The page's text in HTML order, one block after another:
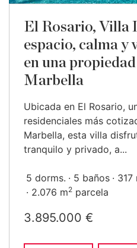
El Rosario, Villa
espacio, calma y
en una
Marbella
Ubicada en El Rosario,
residenciales más
Marbella, esta villa
tranquilo y privado, a...
5 dorms. 5 baños 317
2.076 m2 parcela
3.895.000 €